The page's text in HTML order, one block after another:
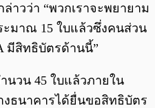
ล่าวว่า “พวกเราจะพยายาม
มาณ 15 ใบแล้วซึ่งคนส่วน
มีสิทธิบัตรด้านนี้”
นวน 45 ใบแล้วภายใน
งธนาคารได้ยื่นขอสิทธิบัตร